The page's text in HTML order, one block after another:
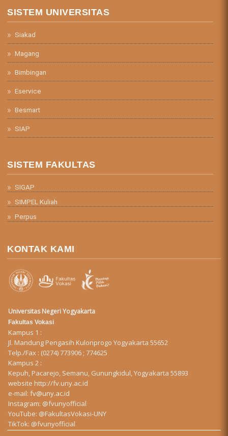
SISTEM UNIVERSITAS
Siakad
Magang
Bimbingan
Eservice
Besmart
SIAP
SISTEM FAKULTAS
SIGAP
SIMPEL Kuliah
Perpus
KONTAK KAMI
Universitas Negeri Yogyakarta
Fakultas Vokasi
Kampus 1 :
Jl. Mandung Pengasih Kulonprogo Yogyakarta 55652
Telp./Fax : (0274) 773906 ; 774625
Kampus 2 :
Kepuh, Pacarejo, Semanu, Gunungkidul, Yogyakarta 55893
website http://fv.uny.ac.id
e-mail:fv@uny.ac.id
Instagram: @fvunyofficial
YouTube: @FakultasVokasi-UNY
TikTok: @fvunyofficial